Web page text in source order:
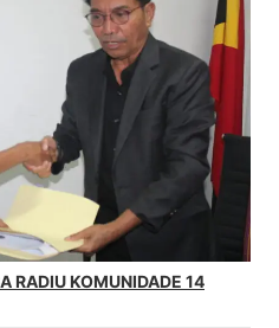
RADIU KOMUNIDADE 14